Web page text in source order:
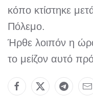
κόπο κτίστηκε
Πόλεμο.
Ήρθε λοιπόν η
το μείζον αυτό